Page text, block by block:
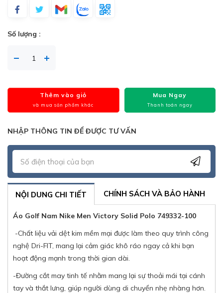
Số lượng :
Thêm vào giỏ
và mua sản phẩm khác
Mua Ngay
Thanh toán ngay
NHẬP THÔNG TIN ĐỂ ĐƯỢC TƯ VẤN
NỘI DUNG CHI TIẾT CHÍNH SÁCH VÀ BẢO HÀNH
Áo Golf Nam Nike Men Victory Solid Polo 749332-100
-Chất liệu vải dệt kim mềm mại được làm theo quy trình công
nghệ Dri-FIT, mang lại cảm giác khô ráo ngay cả khi bạn
hoạt động mạnh trong thời gian dài.
-Đường cắt may tinh tế nhằm mang lại sự thoải mái tại cánh
tay và thắt lưng, giúp người dùng di chuyển nhẹ nhàng hơn.